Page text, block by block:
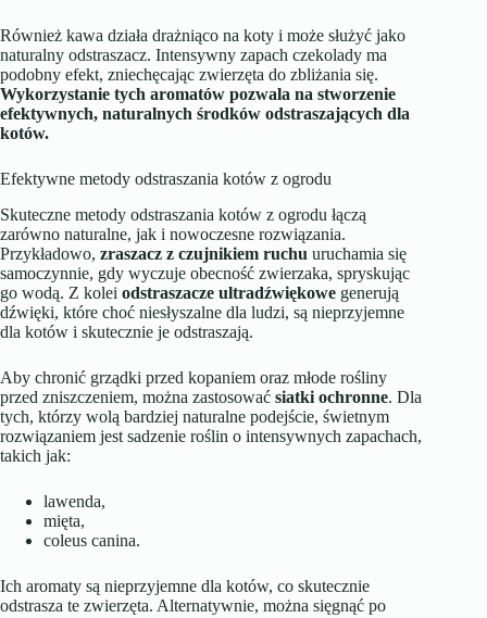
Również kawa działa drażniąco na koty i może służyć jako
naturalny odstraszacz. Intensywny zapach czekolady ma
podobny efekt, zniechęcając zwierzęta do zbliżania się.
Wykorzystanie tych aromatów pozwala na stworzenie
efektywnych, naturalnych środków odstraszających dla
kotów.
Efektywne metody odstraszania kotów z ogrodu
Skuteczne metody odstraszania kotów z ogrodu łączą
zarówno naturalne, jak i nowoczesne rozwiązania.
Przykładowo, zraszacz z czujnikiem ruchu uruchamia się
samoczynnie, gdy wyczuje obecność zwierzaka, spryskując
go wodą. Z kolei odstraszacze ultradźwiękowe generują
dźwięki, które choć niesłyszalne dla ludzi, są nieprzyjemne
dla kotów i skutecznie je odstraszają.
Aby chronić grządki przed kopaniem oraz młode rośliny
przed zniszczeniem, można zastosować siatki ochronne. Dla
tych, którzy wolą bardziej naturalne podejście, świetnym
rozwiązaniem jest sadzenie roślin o intensywnych zapachach,
takich jak:
lawenda,
mięta,
coleus canina.
Ich aromaty są nieprzyjemne dla kotów, co skutecznie
odstrasza te zwierzęta. Alternatywnie, można sięgnąć po